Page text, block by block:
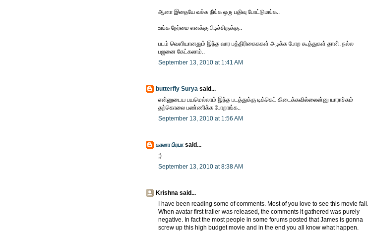
ஆனா இதையே வச்சு நீங்க ஒரு பதிவு போட்டுடீங்க..
உங்க நேர்மை எனக்கு பிடிச்சிருக்கு..
படம் வெளியானதும் இந்த வார பத்திரிகைககள் அடிக்க போற கூத்துகள் தான். நல்ல
பஜனை கேட்கலாம்..
September 13, 2010 at 1:41 AM
butterfly Surya said...
என்னுடைய பயமெல்லாம் இந்த படத்துக்கு டிக்கெட் கிடைக்கவில்லைன்னு யாராச்சும்
தற்கொலை பண்ணிக்க போறாங்க..
September 13, 2010 at 1:56 AM
கானா பிரபாsaid...
;)
September 13, 2010 at 8:38 AM
Krishna said...
I have been reading some of comments. Most of you love to see this movie fail.
When avatar first trailer was released, the comments it gathered was purely
negative. In fact the most people in some forums posted that James is gonna
screw up this high budget movie and in the end you all know what happen.